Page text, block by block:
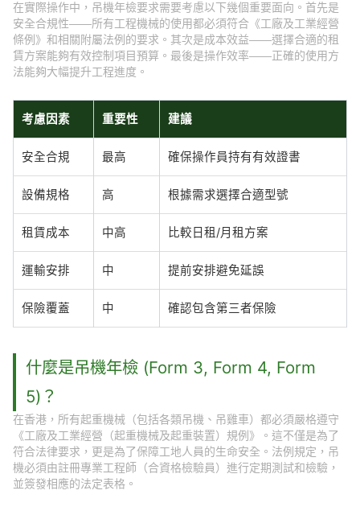
在實際操作中，吊機年檢要求需要考慮以下幾個重要面向。首先是
安全合規性——所有工程機械的使用都必須符合《工廠及工業經營
條例》和相關附屬法例的要求。其次是成本效益——選擇合適的租
賃方案能夠有效控制項目預算。最後是操作效率——正確的使用方
法能夠大幅提升工程進度。
考慮因素 重要性 建議
安全合規 最高 確保操作員持有有效證書
設備規格 高 根據需求選擇合適型號
租賃成本 中高 比較日租/月租方案
運輸安排 中 提前安排避免延誤
保險覆蓋 中 確認包含第三者保險
什麼是吊機年檢 (Form 3, Form 4, Form
5)？
在香港，所有起重機械（包括各類吊機、吊雞車）都必須嚴格遵守
《工廠及工業經營（起重機械及起重裝置）規例》。這不僅是為了
符合法律要求，更是為了保障工地人員的生命安全。法例規定，吊
機必須由註冊專業工程師（合資格檢驗員）進行定期測試和檢驗，
並簽發相應的法定表格。